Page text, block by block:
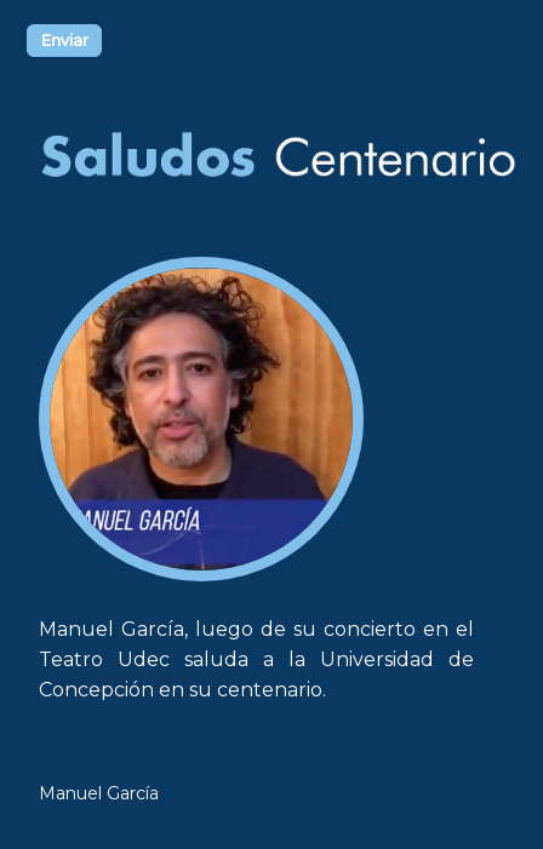
Manuel García, luego de su concierto en el
Teatro Udec saluda a la Universidad de
Concepción en su centenario.
Manuel García